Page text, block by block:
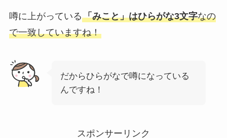
噂に上がっている「みこと」はひらがな3文字なの
で一致していますね！
だからひらがなで噂になっている
んですね！
スポンサーリンク